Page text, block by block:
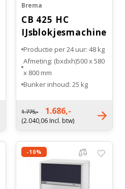
Brema
CB 425 HC
IJsblokjesmachine
RVS
Productie per 24 uur: 48 kg
Afmeting: (bxdxh)500 x 580
x 800 mm
Bunker inhoud: 25 kg
Gewicht: 56 kg
1.775,- 1.686,-
(2.040,06 Incl. btw)
-10%